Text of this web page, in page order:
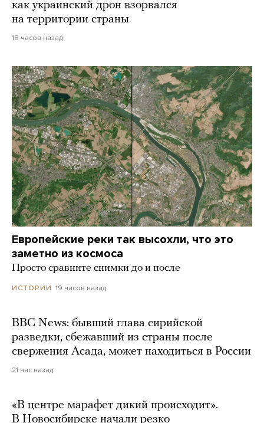
как украинский дрон взорвался
на территории страны
18 часов назад
Европейские реки так высохли, что это
заметно из космоса
Просто сравните снимки до и после
ИСТОРИИ 19 часов назад
BBC News: бывший глава сирийской
разведки, сбежавший из страны после
свержения Асада, может находиться в России
21 час назад
«В центре марафет дикий происходит».
В Новосибирске начали резко